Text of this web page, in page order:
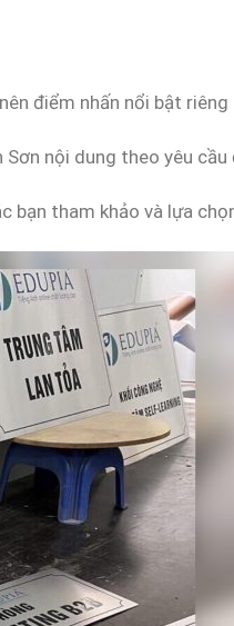
điểm nhấn nổi bật riêng
nội dung theo yêu
bạn tham khảo và lựa